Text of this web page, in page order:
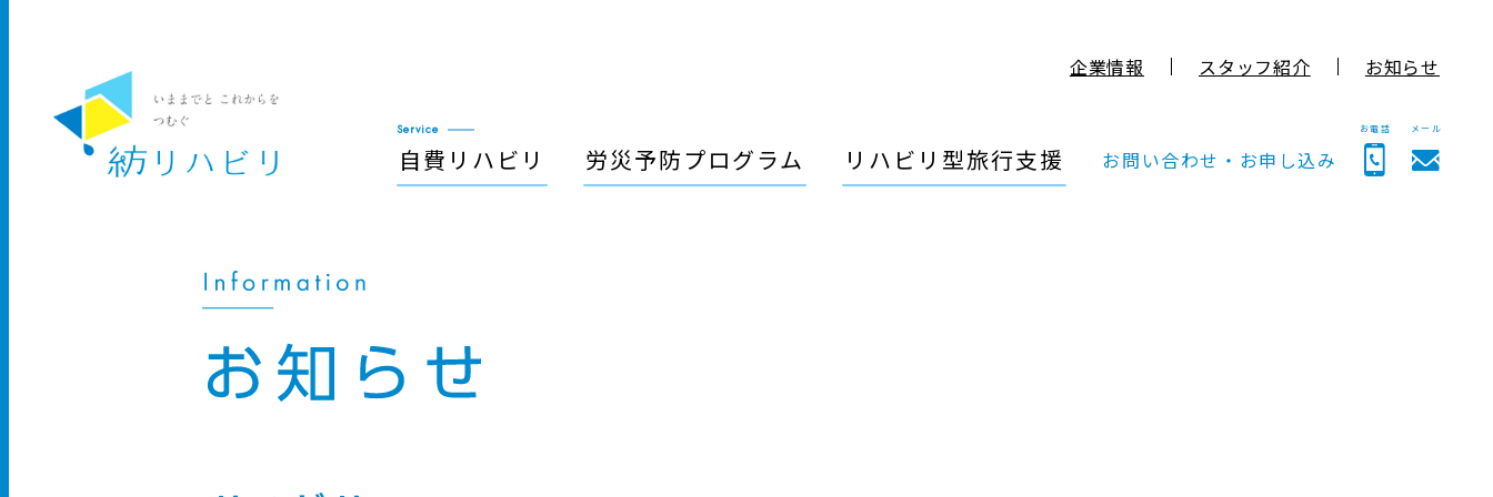
企業情報 スタッフ紹介 お知らせ
Service
自費リハビリ 労災予防プログラム リハビリ型旅行支援 お問い合わせ・お申し込み
お電話 メール